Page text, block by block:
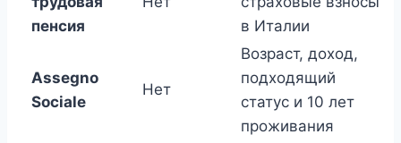
пенсия
в Италии
Assegno
Sociale
Нет
Возраст, доход,
подходящий
статус и 10 лет
проживания